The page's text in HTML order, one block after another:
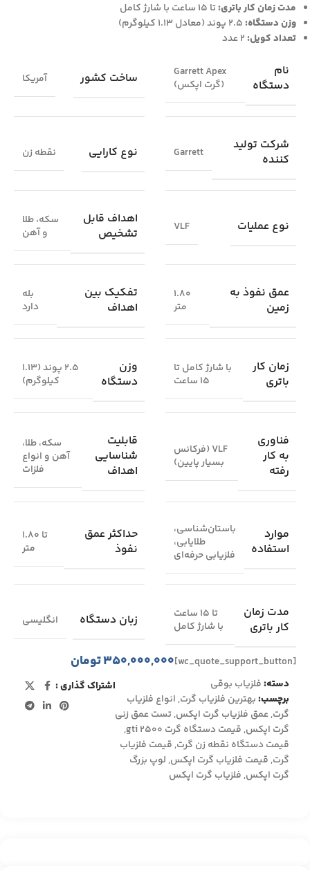
مدت زمان کار باتری:تا ۱۵ ساعت با شارژ کامل
وزن دستگاه:
تعداد کویل:
نام
دستگاه
Garrett Apex
(گرت اپکس)
ساخت کشور آمریکا
شرکت تولید
کننده
Garrett نوع کارایی نقطه زن
نوع عملیات VLF
اهداف قابل
تشخیص
سکه، طلا
و آهن
عمق نفوذ به
زمین
1.80
متر
تفکیک بین
اهداف
بله
دارد
زمان کار
باتری
با شارژ کامل تا
15 ساعت
وزن
دستگاه
2.5 پوند (1.13
کیلوگرم)
فناوری
به کار
رفته
VLF (فرکانس
بسیار پایین)
قابلیت
شناسایی
اهداف
سکه، طلا،
آهن و انواع
فلزات
موارد
استفاده
باستان‌شناسی،
طلایابی،
فلزیابی حرفه‌ای
حداکثر عمق
نفوذ
تا 1.80
متر
مدت زمان
کار باتری
تا ۱۵ ساعت
با شارژ کامل
زبان دستگاه انگلیسی
[wc_quote_support_button] ۳۵۰,۰۰۰,۰۰۰تومان
دسته:فلزیاب بوقی
برچسب:بهترین فلزیاب گرت,انواع فلزیاب
گرت,عمق فلزیاب گرت اپکس,تست عمق زنی
گرت اپکس,قیمت دستگاه گرت gti 2500
,
قیمت دستگاه نقطه زن گرت,قیمت فلزیاب
گرت,قیمت فلزیاب گرت اپکس,لوپ بزرگ
گرت اپکس,فلزیاب گرت اپکس
اشتراک گذاری :